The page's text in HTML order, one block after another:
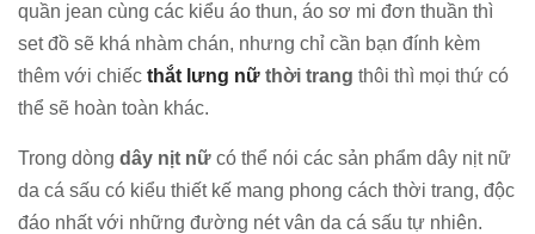
quần jean cùng các kiểu áo thun, áo sơ mi đơn thuần thì
set đồ sẽ khá nhàm chán, nhưng chỉ cần bạn đính kèm
thêm với chiếc thắt lưng nữ thời trang thôi thì mọi thứ có
thể sẽ hoàn toàn khác.
Trong dòng dây nịt nữ có thể nói các sản phẩm dây nịt nữ
da cá sấu có kiểu thiết kế mang phong cách thời trang, độc
đáo nhất với những đường nét vân da cá sấu tự nhiên.